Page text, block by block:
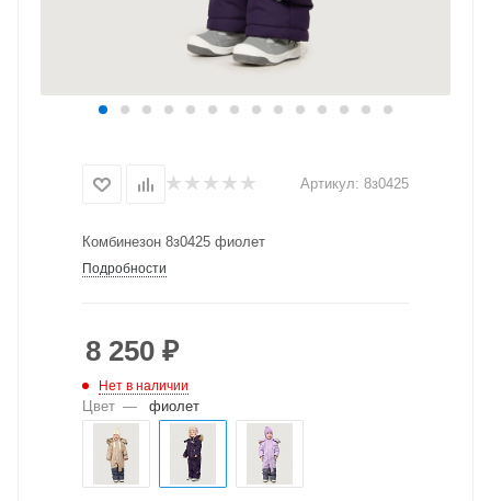
Артикул: 8з0425
Комбинезон 8з0425 фиолет
Подробности
8 250 ₽
Нет в наличии
Цвет — фиолет